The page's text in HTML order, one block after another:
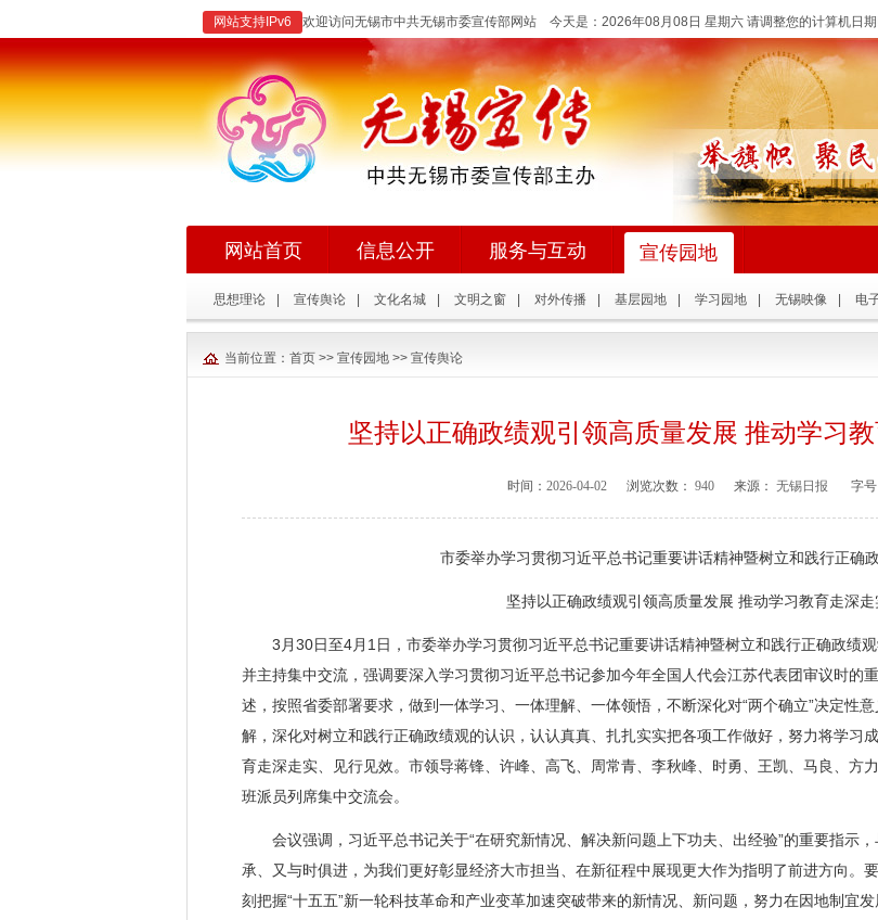
网站支持IPv6 欢迎访问无锡市中共无锡市委宣传部网站 今天是： 2026年08月08日 星期六 请调整您的计算机日
网站首页 信息公开 服务与互动 宣传园地
思想理论 宣传舆论 文化名城 文明之窗 对外传播 基层园地 学习园地 无锡映像 电
当前位置： 首页 >> 宣传园地 >> 宣传舆论
坚持以正确政绩观引领高质量发展 推动学习
时间： 2026-04-02浏览次数： 940来源： 无锡日报 字号
市委举办学习贯彻习近平总书记重要讲话精神暨树立和践行正确
坚持以正确政绩观引领高质量发展 推动学习教育走深
3月30日至4月1日，市委举办学习贯彻习近平总书记重要讲话精神暨树立和践行正确政绩
并主持集中交流，强调要深入学习贯彻习近平总书记参加今年全国人代会江苏代表团审议时的
述，按照省委部署要求，做到一体学习、一体理解、一体领悟，不断深化对“两个确立”决定性
解，深化对树立和践行正确政绩观的认识，认认真真、扎扎实实把各项工作做好，努力将学习
育走深走实、见行见效。市领导蒋锋、许峰、高飞、周常青、李秋峰、时勇、王凯、马良、方
班派员列席集中交流会。
会议强调，习近平总书记关于“在研究新情况、解决新问题上下功夫、出经验”的重要指示
承、又与时俱进，为我们更好彰显经济大市担当、在新征程中展现更大作为指明了前进方向。
刻把握“十五五”新一轮科技革命和产业变革加速突破带来的新情况、新问题，努力在因地制宜